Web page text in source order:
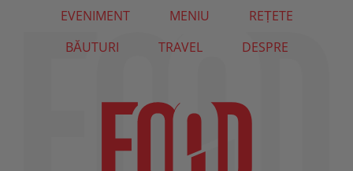
EVENIMENT MENIU
REȚETE
BĂUTURI
TRAVEL DESPRE